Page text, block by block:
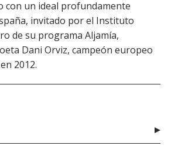
con un ideal profundamente
invitado por el Instituto
de su programa Aljamía,
Dani Orviz, campeón europeo
2012.